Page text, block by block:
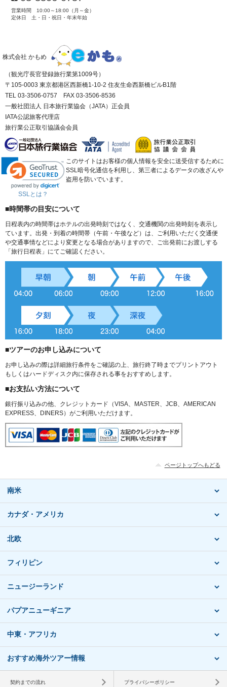
営業時間 10:00～18:00（月～金）
定休日 土・日・祝日・年末年始
株式会社 かもめ
（観光庁長官登録旅行業第1009号）
〒105-0003 東京都港区西新橋1-10-2 住友生命西新橋ビルB1階
TEL 03-3506-0757 FAX 03-3506-8536
一般社団法人 日本旅行業協会（JATA）正会員
IATA公認旅客代理店
旅行業公正取引協議会会員
SSLとは？
このサイトはお客様の個人情報を安全に送受信するために
SSL暗号化通信を利用し、第三者によるデータの改ざんや
盗用を防いでいます。
■時間帯の目安について
日程表内の時間帯はホテルの出発時刻ではなく、交通機関の出発時刻を表示し
ています。出発・到着の時間帯（午前・午後など）は、ご利用いただく交通便
や交通事情などにより変更となる場合がありますので、ご出発前にお渡しする
「旅行日程表」にてご確認ください。
■ツアーのお申し込みについて
お申し込みの際は詳細旅行条件をご確認の上、旅行終了時までプリントアウト
もしくはハードディスク内に保存される事をおすすめします。
■お支払い方法について
銀行振り込みの他、クレジットカード（VISA、MASTER、JCB、AMERICAN
EXPRESS、DINERS）がご利用いただけます。
ページトップへもどる
南米
カナダ・アメリカ
北欧
フィリピン
ニュージーランド
パプアニューギニア
中東・アフリカ
おすすめ海外ツアー情報
契約までの流れ プライバシーポリシー